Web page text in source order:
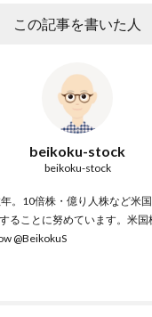
この記事を書いた人
beikoku-stock
beikoku-stock
。10倍株・億り人株など米
ることに努めています。米国
@BeikokuS